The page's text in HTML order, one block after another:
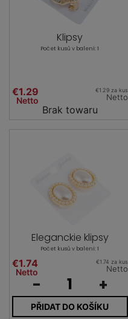
Klipsy
Počet kusů v balení: 1
€1.29
Netto
€1.29 za kus
Netto
Brak towaru
Eleganckie klipsy
Počet kusů v balení: 1
€1.74
Netto
€1.74 za kus
Netto
- +
PŘIDAT DO KOŠÍKU